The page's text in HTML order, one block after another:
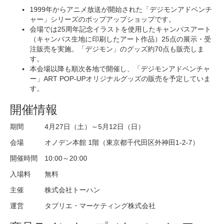
1999年からアニメ放送が開始された「デジモンアドベンチ
ャー」シリーズのポップアップショップです。
会場では25周年記念イラストを使用したキャンバスアート
（キャンバス生地に印刷したアート作品）25点の展示・受
注販売を実施。「デジモン」のグッズ約70点も販売しま
す。
本会場以降も順次各地で開催し、「デジモンアドベンチャ
ー」ART POP-UPオリジナルグッズの販売を予定していま
す。
開催情報
期間 4月27日（土）～5月12日（日）
会場 オノデン本館 1階（東京都千代田区外神田1-2-7）
開催時間 10:00～20:00
入場料 無料
主催 株式会社トーハン
運営 タブリエ・マーケティング株式会社